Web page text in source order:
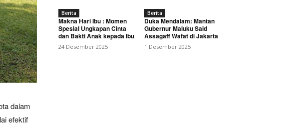
Perkuat Ketahanan Strategis Bangsa
dalam
efektif
Berita
Makna Hari Ibu : Momen
Spesial Ungkapan Cinta
dan Bakti Anak kepada Ibu
24 Desember 2025
Berita
Duka Mendalam: Mantan
Gubernur Maluku Said
Assagaff Wafat di Jakarta
1 Desember 2025